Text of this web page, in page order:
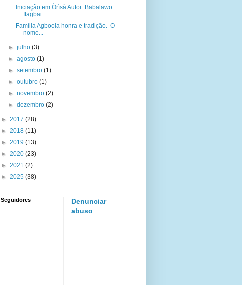
Iniciação em Òrìsà Autor: Babalawo
Ifagbai...
Família Agboola honra e tradição. O
nome...
►julho(3)
►agosto(1)
►setembro(1)
►outubro(1)
►novembro(2)
►dezembro(2)
► 2017 (28)
► 2018 (11)
► 2019 (13)
► 2020 (23)
► 2021 (2)
► 2025 (38)
Seguidores
Denunciar
abuso